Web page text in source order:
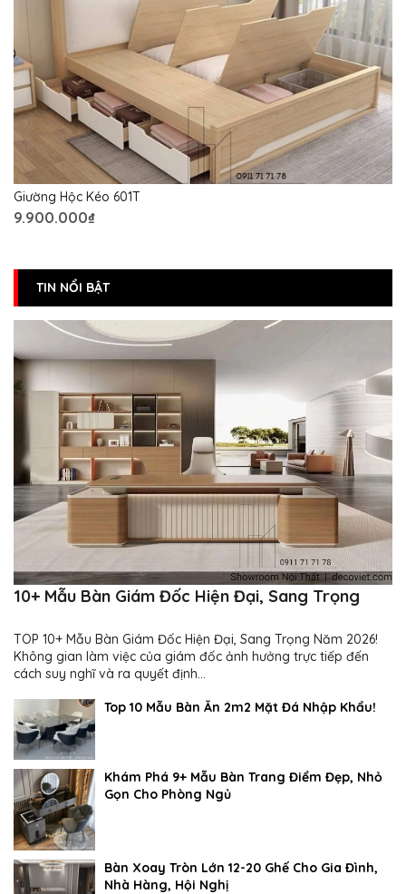
Giường Hộc Kéo 601T
9.900.000₫
TIN NỔI BẬT
10+ Mẫu Bàn Giám Đốc Hiện Đại, Sang Trọng
TOP 10+ Mẫu Bàn Giám Đốc Hiện Đại, Sang Trọng Năm 2026!
Không gian làm việc của giám đốc ảnh hưởng trực tiếp đến
cách suy nghĩ và ra quyết định...
Top 10 Mẫu Bàn Ăn 2m2 Mặt Đá Nhập Khẩu!
Khám Phá 9+ Mẫu Bàn Trang Điểm Đẹp, Nhỏ
Gọn Cho Phòng Ngủ
Bàn Xoay Tròn Lớn 12-20 Ghế Cho Gia Đình,
Nhà Hàng, Hội Nghị